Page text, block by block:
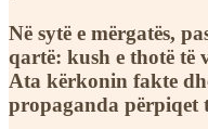
Në sytë e mërgatës,
qartë: kush e thotë të
Ata kërkonin fakte
propaganda përpiqet